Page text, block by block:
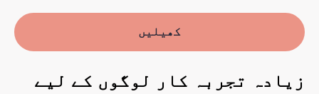
کھیلیں
زیادہ تجربہ کار لوگوں کے لیے